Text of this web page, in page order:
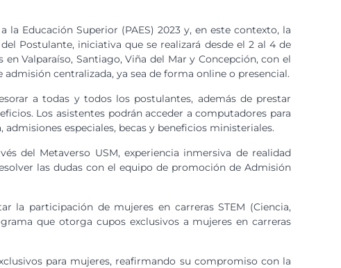
Educación Superior (PAES) 2023 y, en este contexto, la
Postulante, iniciativa que se realizará desde el 2 al 4 de
Valparaíso, Santiago, Viña del Mar y Concepción, con el
centralizada, ya sea de forma online o presencial.
a todas y todos los postulantes, además de prestar
Los asistentes podrán acceder a computadores para
especiales, becas y beneficios ministeriales.
del Metaverso USM, experiencia inmersiva de realidad
las dudas con el equipo de promoción de Admisión
la participación de mujeres en carreras STEM (Ciencia,
que otorga cupos exclusivos a mujeres en carreras
para mujeres, reafirmando su compromiso con la